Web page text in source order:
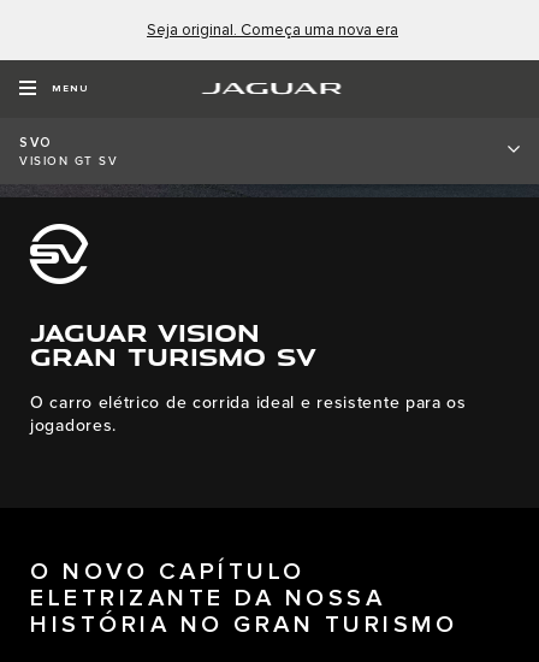
Seja original. Começa uma nova era
MENU
SVO
VISION GT SV
JAGUAR VISION
GRAN TURISMO SV
O carro elétrico de corrida ideal e resistente para os
jogadores.
O NOVO CAPÍTULO
ELETRIZANTE DA NOSSA
HISTÓRIA NO GRAN TURISMO